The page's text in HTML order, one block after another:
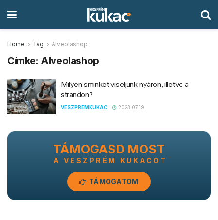
Home Tag Alveolashop
Címke: Alveolashop
Milyen sminket viseljünk nyáron, illetve a
strandon?
VESZPREMKUKAC 2023.07.19.
TÁMOGASD MOST
A VESZPRÉM KUKACOT
TÁMOGATOM